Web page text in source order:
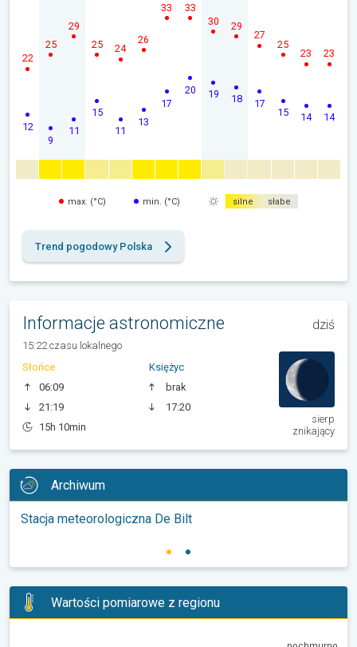
12
22
9
25
11
29
15
25
11
24
13
26
17
33
20
33
19
30
18
29
17
27
15
25
14
23
14
23
max. (°C) min. (°C) silne słabe
Trend pogodowy Polska
Informacje astronomiczne dziś
15:22 czasu lokalnego
Słońce
06:09
21:19
15h 10min
Księżyc
brak
17:20
sierp
znikający
Archiwum
Stacja meteorologiczna De Bilt
Wartości pomiarowe z regionu